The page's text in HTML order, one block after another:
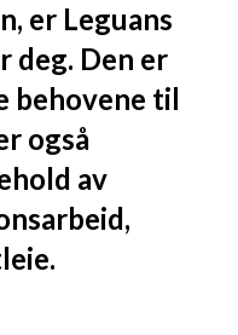
er Leguans
deg. Den er
behovene til
også
av